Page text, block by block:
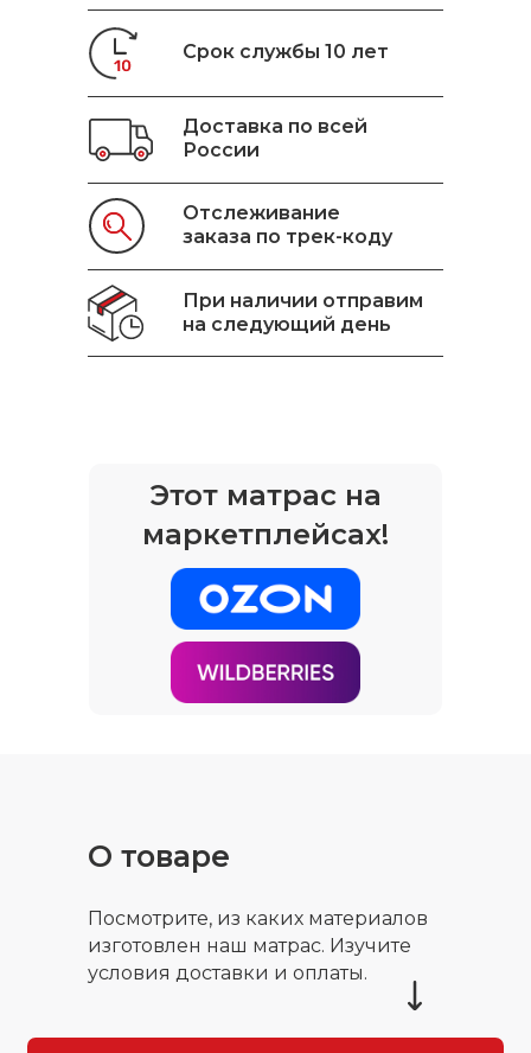
Срок службы 10 лет
Доставка по всей
России
Отслеживание
заказа по трек-коду
При наличии отправим
на следующий день
Этот матрас на
маркетплейсах!
О товаре
Посмотрите, из каких материалов
изготовлен наш матрас. Изучите
условия доставки и оплаты.